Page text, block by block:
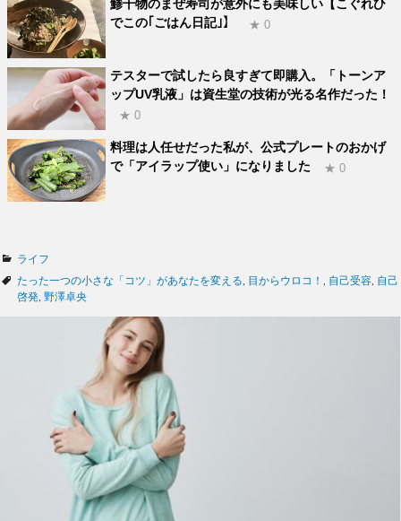
鯵干物のまぜ寿司が意外にも美味しい【こぐれひ
でこの｢ごはん日記｣】
★ 0
テスターで試したら良すぎて即購入。「トーンア
ップUV乳液」は資生堂の技術が光る名作だった！
★ 0
料理は人任せだった私が、公式プレートのおかげ
で「アイラップ使い」になりました
★ 0
カ
テ
ゴ
ライフ
タ
グ
たった一つの小さな「コツ」があなたを変える 目からウロコ！ 自己受容 自己
啓発 野澤卓央